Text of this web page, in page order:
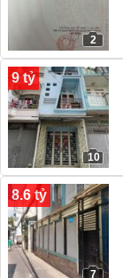
2
9 tỷ
10
8.6 tỷ
7